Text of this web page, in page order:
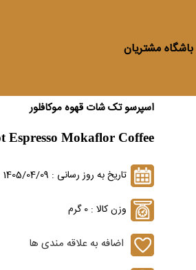
باشگاه مشتریان
اسپرسو تک شات قهوه موکافلور
Espresso Mokaflor Coffee
تاریخ به روز رسانی : 1405/04/09
وزن کالا : 0 گرم
اضافه به علاقه مندی ها